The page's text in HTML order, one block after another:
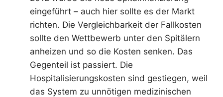
eingeführt – auch hier sollte es der Markt
richten. Die Vergleichbarkeit der Fallkosten
sollte den Wettbewerb unter den Spitälern
anheizen und so die Kosten senken. Das
Gegenteil ist passiert. Die
Hospitalisierungskosten sind gestiegen, weil
das System zu unnötigen medizinischen